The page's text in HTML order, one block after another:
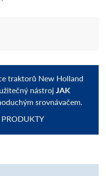
traktorů New Holland
nástroj JAK
srovnávačem.